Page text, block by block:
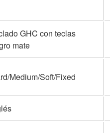
GHC con teclas
mate
Medium/Soft/Fixed